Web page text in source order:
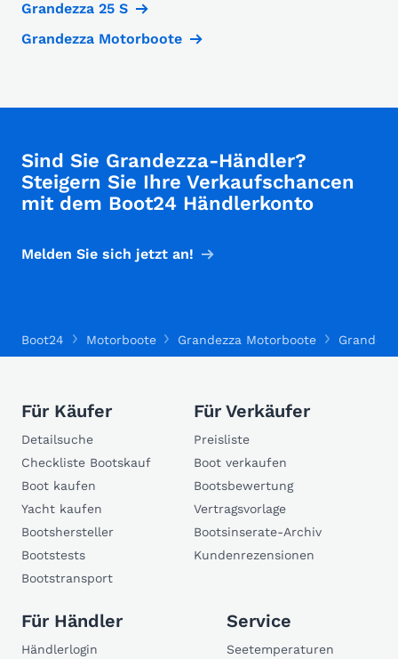
Grandezza 25 S
Grandezza Motorboote
Sind Sie Grandezza-Händler?
Steigern Sie Ihre Verkaufschancen
mit dem Boot24 Händlerkonto
Melden Sie sich jetzt an!
Boot24 Motorboote Grandezza Motorboote
Für Käufer
Detailsuche
Checkliste Bootskauf
Boot kaufen
Yacht kaufen
Bootshersteller
Bootstests
Bootstransport
Für Verkäufer
Preisliste
Boot verkaufen
Bootsbewertung
Vertragsvorlage
Bootsinserate-Archiv
Kundenrezensionen
Für Händler
Händlerlogin
Service
Seetemperaturen